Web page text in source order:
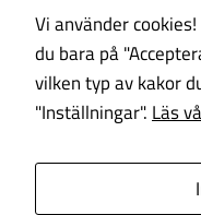
Kontakt
Prenumerera på vårt
Vi använder
du bara på
vilken typ av kakor
"Inställningar". Läs